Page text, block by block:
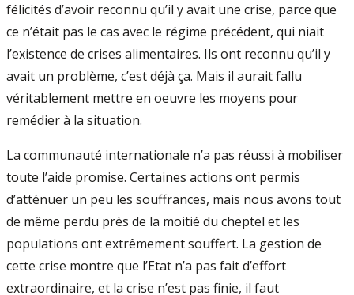
félicités d’avoir reconnu qu’il y avait une crise, parce que
ce n’était pas le cas avec le régime précédent, qui niait
l’existence de crises alimentaires. Ils ont reconnu qu’il y
avait un problème, c’est déjà ça. Mais il aurait fallu
véritablement mettre en oeuvre les moyens pour
remédier à la situation.
La communauté internationale n’a pas réussi à mobiliser
toute l’aide promise. Certaines actions ont permis
d’atténuer un peu les souffrances, mais nous avons tout
de même perdu près de la moitié du cheptel et les
populations ont extrêmement souffert. La gestion de
cette crise montre que l’Etat n’a pas fait d’effort
extraordinaire, et la crise n’est pas finie, il faut